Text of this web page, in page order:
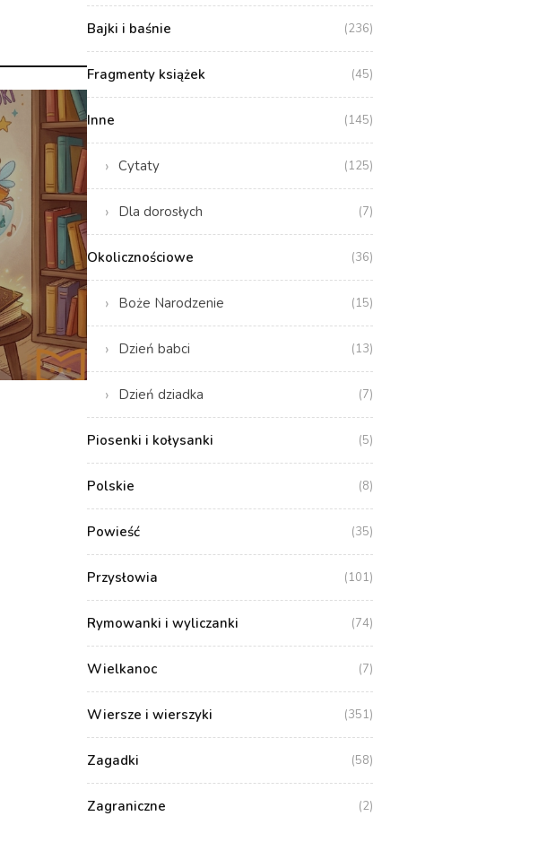
Bajki i baśnie (236)
Fragmenty książek (45)
Inne (145)
Cytaty (125)
Dla dorosłych (7)
Okolicznościowe (36)
Boże Narodzenie (15)
Dzień babci (13)
Dzień dziadka (7)
Piosenki i kołysanki (5)
Polskie (8)
Powieść (35)
Przysłowia (101)
Rymowanki i wyliczanki (74)
Wielkanoc (7)
Wiersze i wierszyki (351)
Zagadki (58)
Zagraniczne (2)